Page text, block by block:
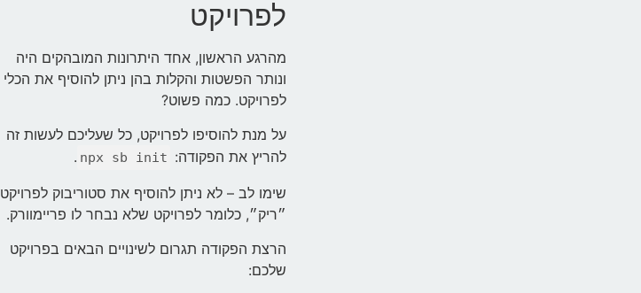
לפרויקט
מהרגע הראשון, אחד היתרונות המובהקים היה
ונותר הפשטות והקלות בהן ניתן להוסיף את הכלי
לפרויקט. כמה פשוט?
על מנת להוסיפו לפרויקט, כל שעליכם לעשות זה
להריץ את הפקודה: npx sb init
.
שימו לב – לא ניתן להוסיף את סטוריבוק לפרויקט
״ריק״, כלומר לפרויקט שלא נבחר לו פריימוורק.
הרצת הפקודה תגרום לשינויים הבאים בפרויקט
שלכם: